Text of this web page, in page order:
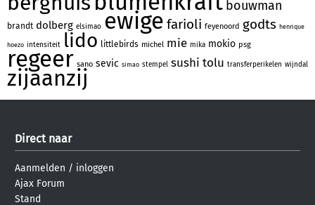
bouwman
brandt dolberg elsimao ewige farioli feyenoord godts henrique
hoezo intensiteit lido littlebirds michel mie mika mokio psg
regeer sano sevic simao stempel sushi tolu transferperikelen wijndal
zijaanzij
Direct naar
Aanmelden / inloggen
Ajax Forum
Stand